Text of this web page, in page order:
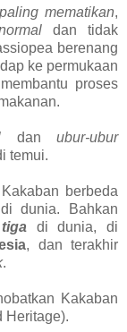
paling mematikan,
dan tidak
berenang
ke permukaan
proses
dan ubur-ubur
temui.
berbeda
dunia. Bahkan
tiga di dunia, di
, dan terakhir
.
Kakaban
Heritage).